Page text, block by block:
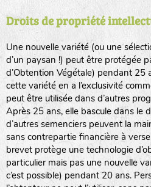
Droits de propriété
Une nouvelle variété (ou une
d’un paysan !) peut être protégée
d’Obtention Végétale) pendant 25
cette variété en a l’exclusivité
peut être utilisée dans d’autres
Après 25 ans, elle bascule dans le
d’autres semenciers peuvent la
sans contrepartie financière à
brevet protège une technologie
particulier mais pas une nouvelle
c’est possible) pendant 20 ans.